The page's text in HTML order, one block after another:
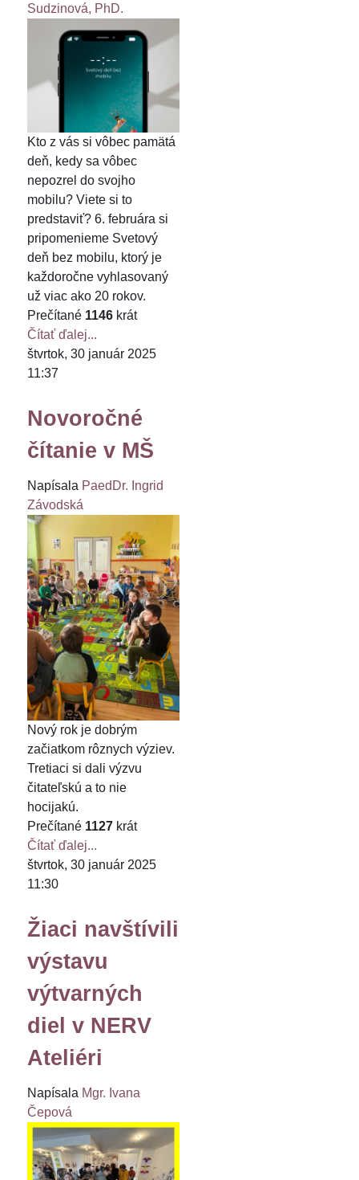
Sudzinová, PhD.
Kto z vás si vôbec pamätá
deň, kedy sa vôbec
nepozrel do svojho
mobilu? Viete si to
predstaviť? 6. februára si
pripomenieme Svetový
deň bez mobilu, ktorý je
každoročne vyhlasovaný
už viac ako 20 rokov.
Prečítané 1146 krát
Čítať ďalej...
štvrtok, 30 január 2025
11:37
Novoročné
čítanie v MŠ
Napísala PaedDr. Ingrid
Závodská
Nový rok je dobrým
začiatkom rôznych výziev.
Tretiaci si dali výzvu
čitateľskú a to nie
hocijakú.
Prečítané 1127 krát
Čítať ďalej...
štvrtok, 30 január 2025
11:30
Žiaci navštívili
výstavu
výtvarných
diel v NERV
Ateliéri
Napísala Mgr. Ivana
Čepová